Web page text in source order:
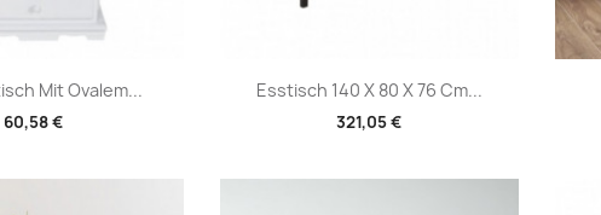
Mit Ovalem...
60,58 €
Vorschau Esstisch 140 X 80 X 76 Cm...
321,05 €
Vorschau